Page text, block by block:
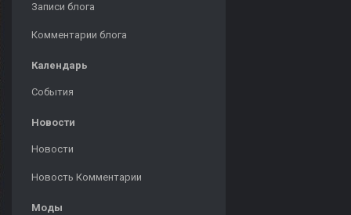
Записи блога
Комментарии блога
Календарь
События
Новости
Новости
Новость Комментарии
Моды